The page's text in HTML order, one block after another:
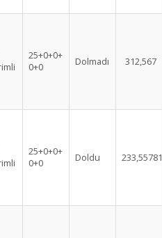
25+0+0+
0+0
Dolmadı 312,567
25+0+0+
0+0
Doldu 233,55781